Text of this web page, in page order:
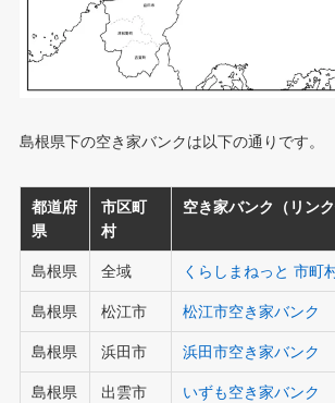
島根県下の空き家バンクは以下の通りです。
都道府
県
市区町
村
空き家バンク（リンク
島根県 全域 くらしまねっと 市町
島根県 松江市 松江市空き家バンク
島根県 浜田市 浜田市空き家バンク
島根県 出雲市 いずも空き家バンク